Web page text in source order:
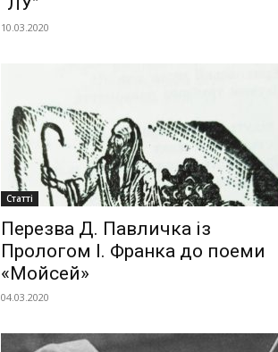
10.03.2020
Статті
Перезва Д. Павличка із
Прологом І. Франка до поеми
«Мойсей»
04.03.2020